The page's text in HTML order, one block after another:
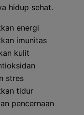
hidup sehat.
energi
imunitas
kulit
stres
tidur
pencernaan